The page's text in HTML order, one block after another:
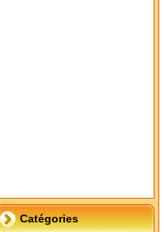
Catégories